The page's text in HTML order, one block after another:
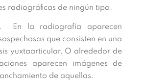
radiográficas de ningún tipo.
. En la radiografía aparecen
que consisten en una
yuxtaarticular. O alrededor de
aparecen imágenes de
de aquellas.